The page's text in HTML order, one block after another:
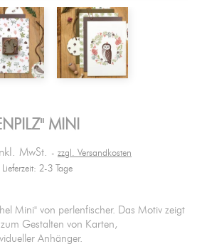
MINI
MwSt.
zzgl. Versandkosten
Lieferzeit: 2-3 Tage
Mini" von perlenfischer. Das Motiv zeigt
Gestalten von Karten,
Anhänger.